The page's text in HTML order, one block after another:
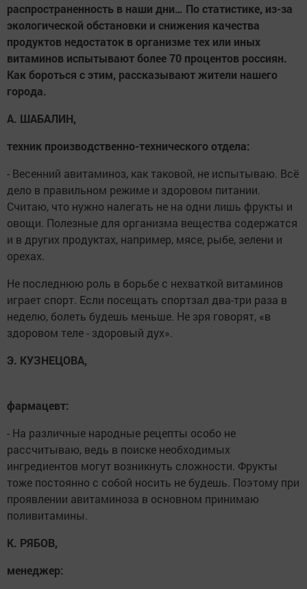
распространенность в наши дни… По статистике, из-за
экологической обстановки и снижения качества
продуктов недостаток в организме тех или иных
витаминов испытывают более 70 процентов россиян.
Как бороться с этим, рассказывают жители нашего
города.
А. ШАБАЛИН,
техник производственно-технического отдела:
- Весенний авитаминоз, как таковой, не испытываю. Всё
дело в правильном режиме и здоровом питании.
Считаю, что нужно налегать не на одни лишь фрукты и
овощи. Полезные для организма вещества содержатся
и в других продуктах, например, мясе, рыбе, зелени и
орехах.
Не последнюю роль в борьбе с нехваткой витаминов
играет спорт. Если посещать спортзал два-три раза в
неделю, болеть будешь меньше. Не зря говорят, «в
здоровом теле - здоровый дух».
Э. КУЗНЕЦОВА,
фармацевт:
- На различные народные рецепты особо не
рассчитываю, ведь в поиске необходимых
ингредиентов могут возникнуть сложности. Фрукты
тоже постоянно с собой носить не будешь. Поэтому при
проявлении авитаминоза в основном принимаю
поливитамины.
К. РЯБОВ,
менеджер: